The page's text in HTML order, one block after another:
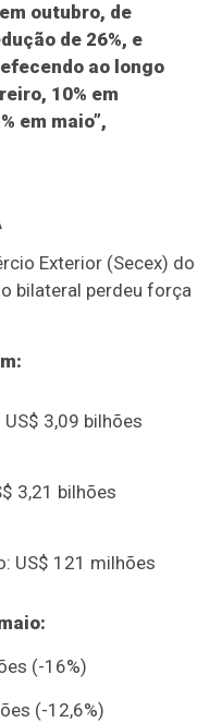
outubro, de
de 26%, e
ao longo
10% em
em maio”,
Exterior (Secex) do
bilateral perdeu força
US$ 3,09 bilhões
3,21 bilhões
US$ 121 milhões
(-16%)
(-12,6%)